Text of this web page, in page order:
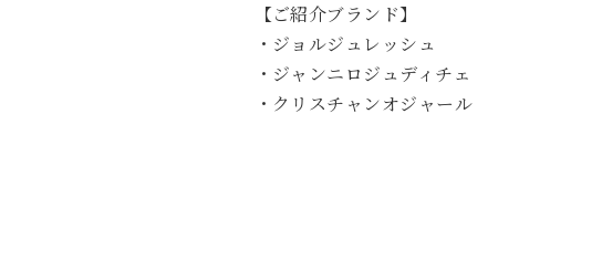
【ご紹介ブランド】
・ジョルジュレッシュ
・ジャンニロジュディチェ
・クリスチャンオジャール